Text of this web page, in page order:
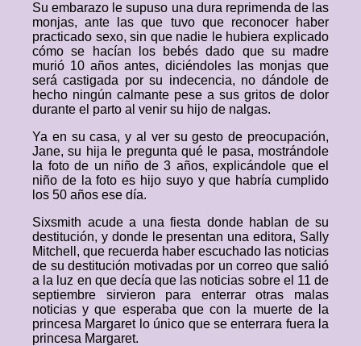
Su embarazo le supuso una dura reprimenda de las
monjas, ante las que tuvo que reconocer haber
practicado sexo, sin que nadie le hubiera explicado
cómo se hacían los bebés dado que su madre
murió 10 años antes, diciéndoles las monjas que
será castigada por su indecencia, no dándole de
hecho ningún calmante pese a sus gritos de dolor
durante el parto al venir su hijo de nalgas.
Ya en su casa, y al ver su gesto de preocupación,
Jane, su hija le pregunta qué le pasa, mostrándole
la foto de un niño de 3 años, explicándole que el
niño de la foto es hijo suyo y que habría cumplido
los 50 años ese día.
Sixsmith acude a una fiesta donde hablan de su
destitución, y donde le presentan una editora, Sally
Mitchell, que recuerda haber escuchado las noticias
de su destitución motivadas por un correo que salió
a la luz en que decía que las noticias sobre el 11 de
septiembre sirvieron para enterrar otras malas
noticias y que esperaba que con la muerte de la
princesa Margaret lo único que se enterrara fuera la
princesa Margaret.